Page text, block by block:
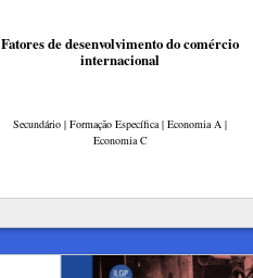
Fatores de desenvolvimento do comércio
internacional
Secundário | Formação Específica | Economia A |
Economia C